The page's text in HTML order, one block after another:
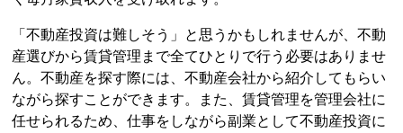
「不動産投資は難しそう」と思うかもしれませんが、不動
産選びから賃貸管理まで全てひとりで行う必要はありませ
ん。不動産を探す際には、不動産会社から紹介してもらい
ながら探すことができます。また、賃貸管理を管理会社に
任せられるため、仕事をしながら副業として不動産投資に